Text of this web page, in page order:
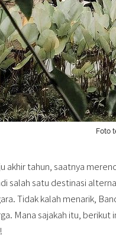
Foto
akhir tahun, saatnya
salah satu destinasi
Tidak kalah menarik,
Mana sajakah itu,